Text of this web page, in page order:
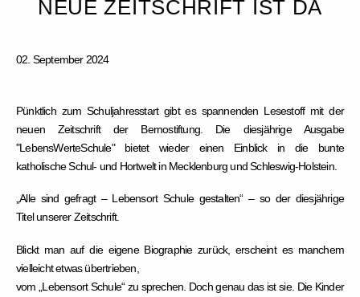
NEUE ZEITSCHRIFT IST DA
02. September 2024
Pünktlich zum Schuljahresstart gibt es spannenden Lesestoff mit der
neuen Zeitschrift der Bernostiftung. Die diesjährige Ausgabe
"LebensWerteSchule" bietet wieder einen Einblick in die bunte
katholische Schul- und Hortwelt in Mecklenburg und Schleswig-Holstein.
„Alle sind gefragt – Lebensort Schule gestalten“– so der diesjährige
Titel unserer Zeitschrift.
Blickt man auf die eigene Biographie zurück, erscheint es manchem
vielleicht etwas übertrieben,
vom „Lebensort Schule“ zu sprechen. Doch genau das ist sie. Die Kinder